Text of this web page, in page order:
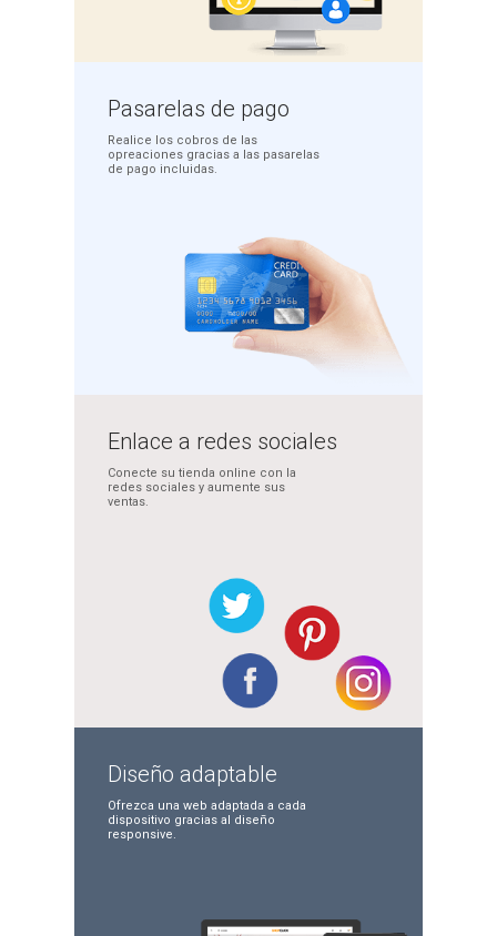
Pasarelasde pago
Realice los cobros de las
opreaciones gracias a las pasarelas
de pago incluidas.
Enlace a redes sociales
Conecte su tienda online con la
redes sociales y aumente sus
ventas.
Diseño adaptable
Ofrezca una web adaptada a cada
dispositivo gracias al diseño
responsive.